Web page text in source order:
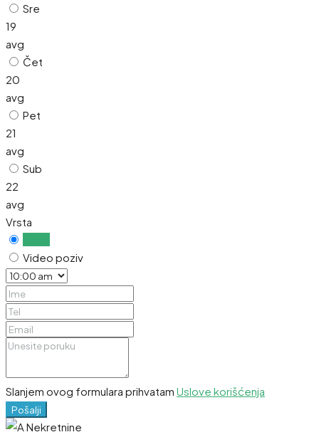
Sre
19
avg
Čet
20
avg
Pet
21
avg
Sub
22
avg
Vrsta
Video poziv
Slanjem ovog formulara prihvatam Uslove korišćenja
Pošalji